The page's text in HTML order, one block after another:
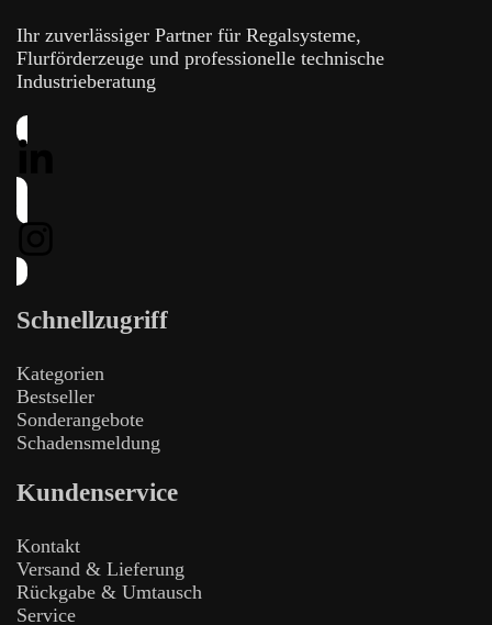
Ihr zuverlässiger Partner für Regalsysteme,
Flurförderzeuge und professionelle technische
Industrieberatung
Schnellzugriff
Kategorien
Bestseller
Sonderangebote
Schadensmeldung
Kundenservice
Kontakt
Versand & Lieferung
Rückgabe & Umtausch
Service